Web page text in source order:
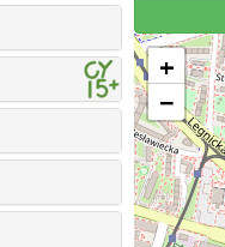
+
−